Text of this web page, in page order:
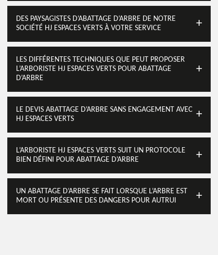
DES PAYSAGISTES D’ABATTAGE D’ARBRE DE NOTRE
SOCIÉTÉ HJ ESPACES VERTS À VOTRE SERVICE
LES DIFFÉRENTES TECHNIQUES QUE PEUT PROPOSER
L’ARBORISTE HJ ESPACES VERTS POUR ABATTAGE
D’ARBRE
LE DEVIS ABATTAGE D’ARBRE SANS ENGAGEMENT AVEC
HJ ESPACES VERTS
L’ARBORISTE HJ ESPACES VERTS SUIT UN PROTOCOLE
BIEN DÉFINI POUR ABATTAGE D’ARBRE
UN ABATTAGE D’ARBRE SE FAIT LORSQUE L’ARBRE EST
MORT OU PRÉSENTE DES DANGERS POUR AUTRUI